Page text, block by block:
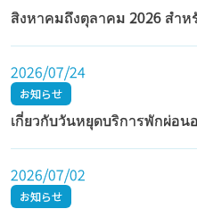
สิงหาคมถึงตุลาคม 2026 สำ
2026/07/24
お知らせ
เกี่ยวกับวันหยุดบริการพักผ่อนอ
2026/07/02
お知らせ